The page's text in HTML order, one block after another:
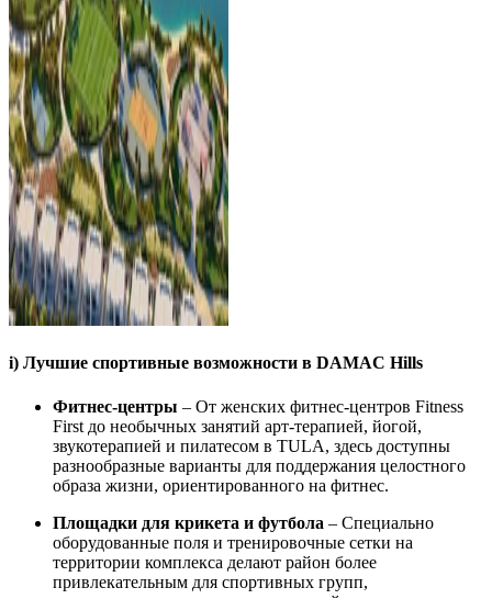
i) Лучшие спортивные возможности в DAMAC Hills
Фитнес-центры – От женских фитнес-центров Fitness
First до необычных занятий арт-терапией, йогой,
звукотерапией и пилатесом в TULA, здесь доступны
разнообразные варианты для поддержания целостного
образа жизни, ориентированного на фитнес.
Площадки для крикета и футбола – Специально
оборудованные поля и тренировочные сетки на
территории комплекса делают район более
привлекательным для спортивных групп,